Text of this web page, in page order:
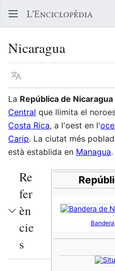
Nicaragua
Llegir en un atre idioma
La República de Nicaragua
Central que llimita el
Costa Rica, a l'oest en l'
Carip. La ciutat més
està establida en Managua.
Bandera
Re
fer
èn
cie
s